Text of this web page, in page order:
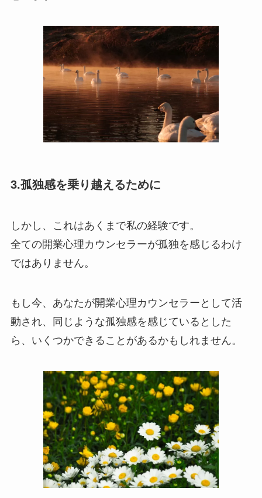
3.孤独感を乗り越えるために
しかし、これはあくまで私の経験です。
全ての開業心理カウンセラーが孤独を感じるわけ
ではありません。
もし今、あなたが開業心理カウンセラーとして活
動され、同じような孤独感を感じているとした
ら、いくつかできることがあるかもしれません。